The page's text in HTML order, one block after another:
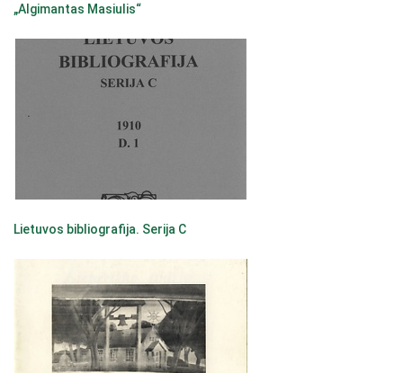
„Algimantas Masiulis“
Lietuvos bibliografija. Serija C